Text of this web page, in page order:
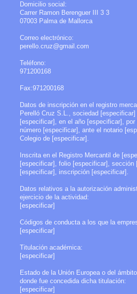
Domicilio social:
Carrer Ramon Berenguer III 3 3
07003 Palma de Mallorca
Correo electrónico:
perello.cruz@gmail.com
Teléfono:
971200168
Fax:971200168
Datos de inscripción en el registro
Perelló Cruz S.L., sociedad
[especificar], en el año [especificar],
número [especificar], ante el notario
Colegio de [especificar].
Inscrita en el Registro Mercantil de
[especificar], folio [especificar], sección
[especificar], inscripción [especificar].
Datos relativos a la autorización
ejercicio de la actividad:
[especificar]
Códigos de conducta a los que la
[especificar]
Titulación académica:
[especificar]
Estado de la Unión Europea o del
donde fue concedida dicha titulación:
[especificar]